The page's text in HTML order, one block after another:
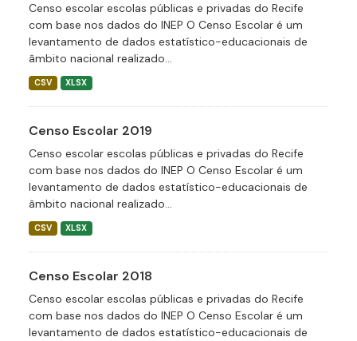
Censo escolar escolas públicas e privadas do Recife
com base nos dados do INEP O Censo Escolar é um
levantamento de dados estatístico-educacionais de
âmbito nacional realizado...
CSV XLSX
Censo Escolar 2019
Censo escolar escolas públicas e privadas do Recife
com base nos dados do INEP O Censo Escolar é um
levantamento de dados estatístico-educacionais de
âmbito nacional realizado...
CSV XLSX
Censo Escolar 2018
Censo escolar escolas públicas e privadas do Recife
com base nos dados do INEP O Censo Escolar é um
levantamento de dados estatístico-educacionais de